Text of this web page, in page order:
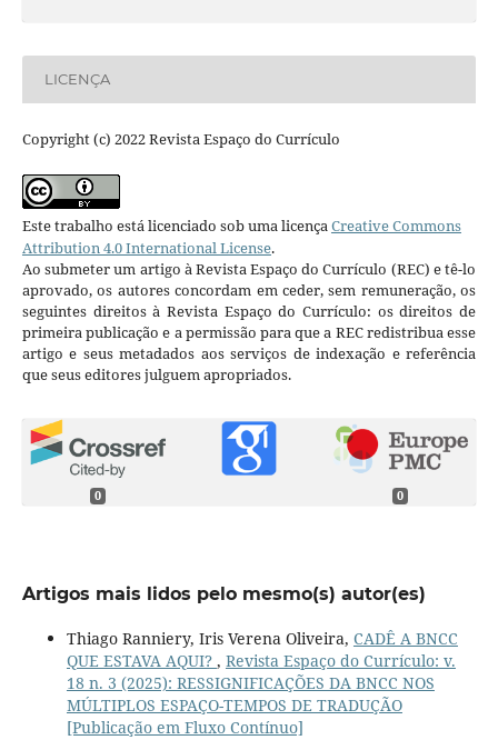
LICENÇA
Copyright (c) 2022 Revista Espaço do Currículo
Este trabalho está licenciado sob uma licençaCreative Commons
Attribution 4.0 International License.
Ao submeter um artigo à Revista Espaço do Currículo (REC) e tê-lo
aprovado, os autores concordam em ceder, sem remuneração, os
seguintes direitos à Revista Espaço do Currículo: os direitos de
primeira publicação e a permissão para que a REC redistribua esse
artigo e seus metadados aos serviços de indexação e referência
que seus editores julguem apropriados.
0 0
Artigos mais lidos pelo mesmo(s) autor(es)
Thiago Ranniery, Iris Verena Oliveira, CADÊ A BNCC
QUE ESTAVA AQUI? , Revista Espaço do Currículo: v.
18 n. 3 (2025): RESSIGNIFICAÇÕES DA BNCC NOS
MÚLTIPLOS ESPAÇO-TEMPOS DE TRADUÇÃO
[Publicação em Fluxo Contínuo]